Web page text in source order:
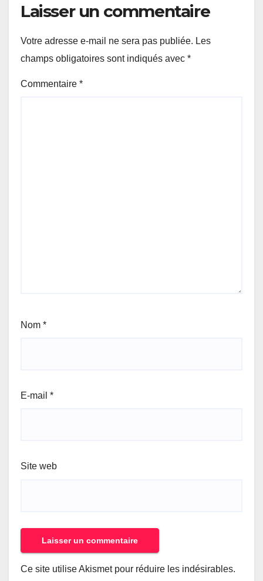
Laisser un commentaire
Votre adresse e-mail ne sera pas publiée. Les
champs obligatoires sont indiqués avec *
Commentaire *
Nom *
E-mail *
Site web
Ce site utilise Akismet pour réduire les indésirables.